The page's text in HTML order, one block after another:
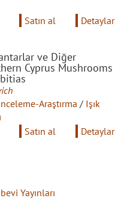
Satın al Detaylar
ve Diğer
Cyprus Mushrooms
Araştırma / Işık
Satın al Detaylar
Yayınları